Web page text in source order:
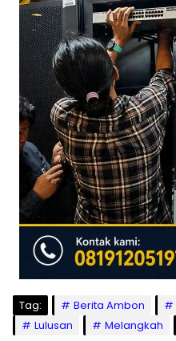
Tag: Berita Ambon
Lulusan
Melangkah